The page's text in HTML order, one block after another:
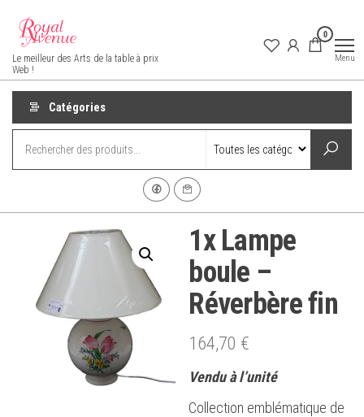
contenu
Royal Avenue
Le meilleur des Arts de la table à prix
Web !
0
Menu
Catégories
1x Lampe
boule –
Réverbère fin
164,70 €
Vendu à l’unité
Collection emblématique de